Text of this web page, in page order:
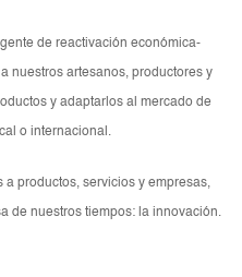
de reactivación económica-
nuestros artesanos, productores y
y adaptarlos al mercado de
o internacional.
a productos, servicios y empresas,
de nuestros tiempos: la innovación.